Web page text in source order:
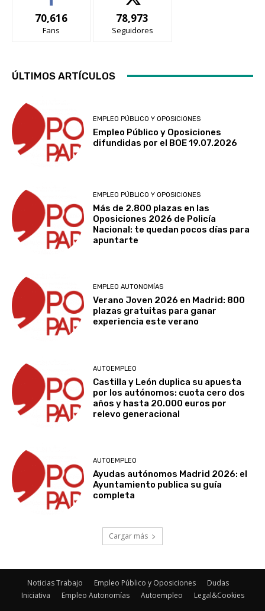
70,616
Fans
78,973
Seguidores
ÚLTIMOS ARTÍCULOS
EMPLEO PÚBLICO Y OPOSICIONES
Empleo Público y Oposiciones
difundidas por el BOE 19.07.2026
EMPLEO PÚBLICO Y OPOSICIONES
Más de 2.800 plazas en las
Oposiciones 2026 de Policía
Nacional: te quedan pocos días para
apuntarte
EMPLEO AUTONOMÍAS
Verano Joven 2026 en Madrid: 800
plazas gratuitas para ganar
experiencia este verano
AUTOEMPLEO
Castilla y León duplica su apuesta
por los autónomos: cuota cero dos
años y hasta 20.000 euros por
relevo generacional
AUTOEMPLEO
Ayudas autónomos Madrid 2026: el
Ayuntamiento publica su guía
completa
Cargar más
Noticias Trabajo Empleo Público y Oposiciones
Dudas
Iniciativa
Empleo Autonomías Autoempleo Legal&Cookies